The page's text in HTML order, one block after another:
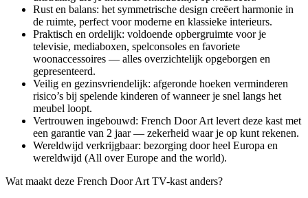
Rust en balans: het symmetrische design creëert harmonie in
de ruimte, perfect voor moderne en klassieke interieurs.
Praktisch en ordelijk: voldoende opbergruimte voor je
televisie, mediaboxen, spelconsoles en favoriete
woonaccessoires — alles overzichtelijk opgeborgen en
gepresenteerd.
Veilig en gezinsvriendelijk: afgeronde hoeken verminderen
risico’s bij spelende kinderen of wanneer je snel langs het
meubel loopt.
Vertrouwen ingebouwd: French Door Art levert deze kast met
een garantie van 2 jaar — zekerheid waar je op kunt rekenen.
Wereldwijd verkrijgbaar: bezorging door heel Europa en
wereldwijd (All over Europe and the world).
Wat maakt deze French Door Art TV-kast anders?